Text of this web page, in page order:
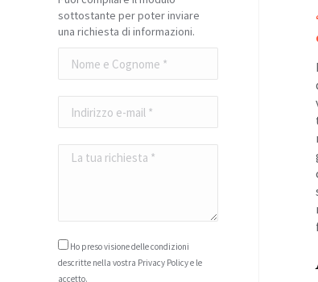
sottostante per poter inviare
una richiesta di informazioni.
Ho preso visione delle condizioni
descritte nella vostra Privacy Policye le
accetto.